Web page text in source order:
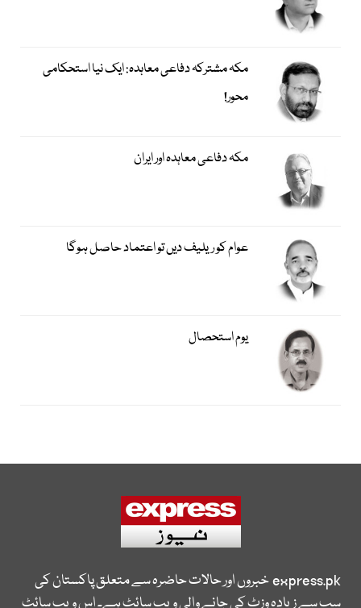
مکہ مشترکہ دفاعی معاہدہ: ایک نیا استحکامی
محور!
مکہ دفاعی معاہدہ اور ایران
عوام کو ریلیف دیں تو اعتماد حاصل ہوگا
یوم استحصال
express.pkخبروں اور حالات حاضرہ سے متعلق پاکستان کی
سب سے زیادہ وزٹ کی جانے والی ویب سائٹ ہے۔ اس ویب سائٹ